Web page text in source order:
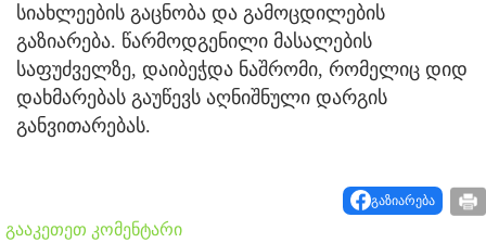
სიახლეების გაცნობა და გამოცდილების
გაზიარება. წარმოდგენილი მასალების
საფუძველზე, დაიბეჭდა ნაშრომი, რომელიც დიდ
დახმარებას გაუწევს აღნიშნული დარგის
განვითარებას.
გაზიარება
გააკეთეთ კომენტარი